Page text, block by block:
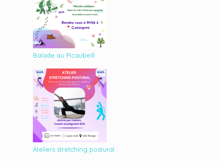
Balade au Picaubeill
Ateliers stretching postural